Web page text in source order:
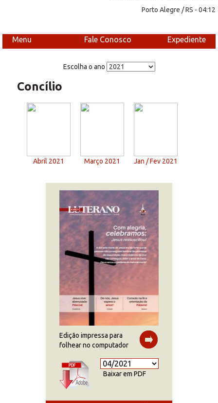
Porto Alegre / RS - 04:12
Menu Fale Conosco Expediente
Escolha o ano
Concílio
Abril 2021 Março 2021 Jan / Fev 2021
Edição impressa para
folhear no computador
Baixar em PDF